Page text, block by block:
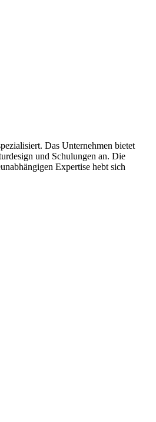
Das Unternehmen bietet
und Schulungen an. Die
Expertise hebt sich